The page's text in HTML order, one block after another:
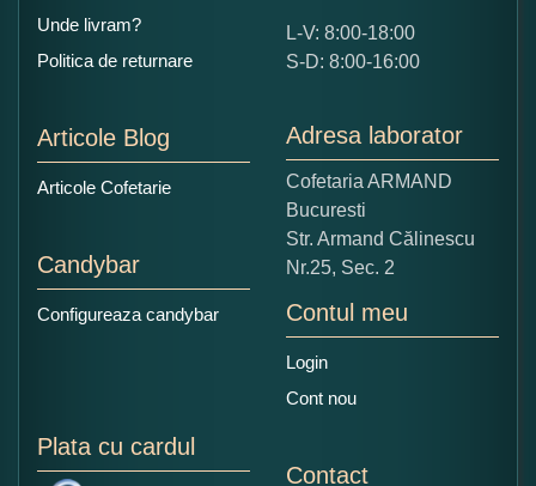
Ce nota acordati acestui produs?
5
Copiati alaturi numarul din imagine:
Unde livram?
Politica de returnare
Articole Blog
Articole Cofetarie
Candybar
Configureaza candybar
L-V: 8:00-18:00
S-D: 8:00-16:00
Adresa laborator
Cofetaria ARMAND
Bucuresti
Str. Armand Călinescu
Nr.25, Sec. 2
Contul meu
Login
Cont nou
Plata cu cardul
Contact